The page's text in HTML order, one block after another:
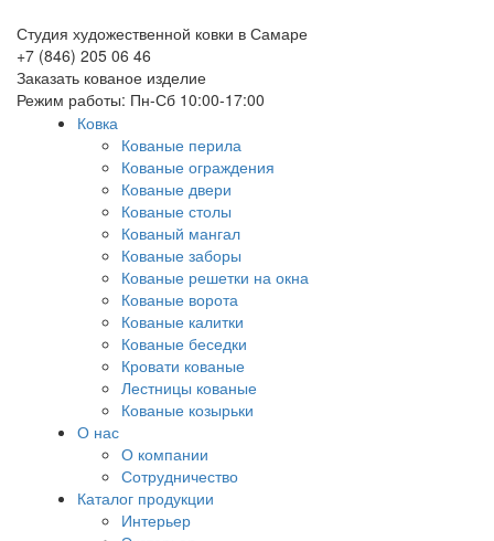
Студия художественной ковки в Самаре
+7 (846) 205 06 46
Заказать кованое изделие
Режим работы: Пн-Сб 10:00-17:00
Ковка
Кованые перила
Кованые ограждения
Кованые двери
Кованые столы
Кованый мангал
Кованые заборы
Кованые решетки на окна
Кованые ворота
Кованые калитки
Кованые беседки
Кровати кованые
Лестницы кованые
Кованые козырьки
О нас
О компании
Сотрудничество
Каталог продукции
Интерьер